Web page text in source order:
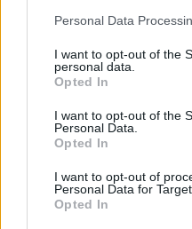
Personal Data
I want to opt-out of the
personal data.
Opted In
I want to opt-out of the
Personal Data.
Opted In
I want to opt-out of
Personal Data for
Opted In
Edellinen artikkeli
siirtomarkkinat alkoivat
suomalaisittain vauhdikkaasti –
suomalaispuolustajalle uudet
mahdollisuudet
LIITTYVÄT ARTIKKELIT